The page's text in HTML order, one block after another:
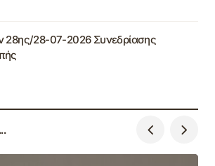
28ης/28-07-2026 Συνεδρίασης